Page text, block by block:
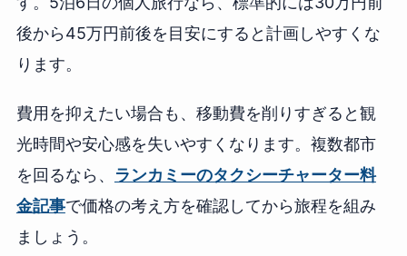
後から45万円前後を目安にすると計画しやすくな
ります。
費用を抑えたい場合も、移動費を削りすぎると観
光時間や安心感を失いやすくなります。複数都市
を回るなら、 ランカミーのタクシーチャーター料
金記事で価格の考え方を確認してから旅程を組み
ましょう。